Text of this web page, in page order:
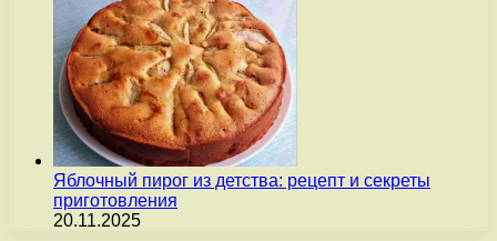
Яблочный пирог из детства: рецепт и секреты
приготовления
20.11.2025